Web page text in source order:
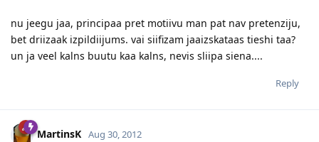
nu jeegu jaa, principaa pret motiivu man pat nav pretenziju,
bet driizaak izpildiijums. vai siifizam jaaizskataas tieshi taa?
un ja veel kalns buutu kaa kalns, nevis sliipa siena....
Reply
MartinsK Aug 30, 2012